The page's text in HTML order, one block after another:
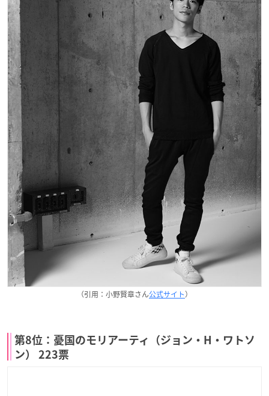
（引用：小野賢章さん公式サイト）
第8位：憂国のモリアーティ（ジョン・H・ワトソ
ン） 223票